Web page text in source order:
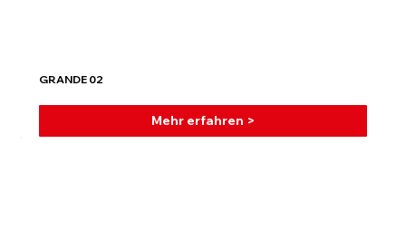
GRANDE 02
Mehr erfahren >